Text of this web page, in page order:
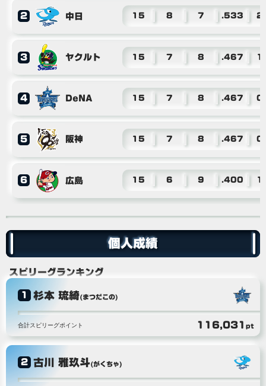
2 中日 15 8 7 .533
3 ヤクルト 15 7 8 .467
4 DeNA 15 7 8 .467
5 阪神 15 7 8 .467
6 広島 15 6 9 .400
個人成績
スピリーグランキング
1 杉本 琉綺(まつだこの)
合計スピリーグポイント 116,031 pt
2 古川 雅玖斗(がくちゃ)